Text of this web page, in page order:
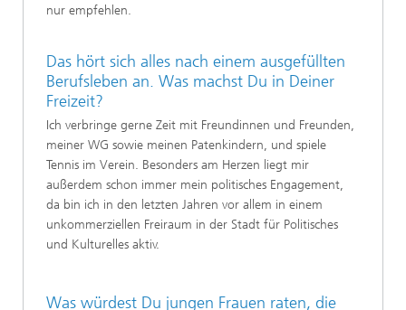
nur empfehlen.
Das hört sich alles nach einem ausgefüllten
Berufsleben an. Was machst Du in Deiner
Freizeit?
Ich verbringe gerne Zeit mit Freundinnen und Freunden,
meiner WG sowie meinen Patenkindern, und spiele
Tennis im Verein. Besonders am Herzen liegt mir
außerdem schon immer mein politisches Engagement,
da bin ich in den letzten Jahren vor allem in einem
unkommerziellen Freiraum in der Stadt für Politisches
und Kulturelles aktiv.
Was würdest Du jungen Frauen raten, die